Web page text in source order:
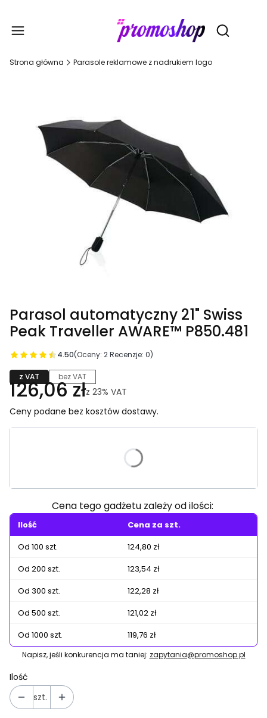
Otwórz
Strona główna Parasole reklamowe z nadrukiem logo
Parasol automatyczny 21" Swiss
Peak Traveller AWARE™ P850.481
4.50(Oceny: 2 Recenzje: 0)
z VAT bez VAT
126,06 złz 23% VAT
Ceny podane bez kosztów dostawy.
Poszczególne warianty mogą różnić się ceną
Cena tego gadżetu zależy od ilości:
Ilość
Cena za szt.
Od 100 szt.
124,80 zł
Od 200 szt.
123,54 zł
Od 300 szt.
122,28 zł
Od 500 szt.
121,02 zł
Od 1000 szt.
119,76 zł
Napisz, jeśli konkurencja ma taniej: zapytania@promoshop.pl
Ilość
szt.